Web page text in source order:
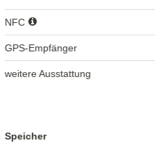
NFC
GPS-Empfänger
weitere Ausstattung
Speicher